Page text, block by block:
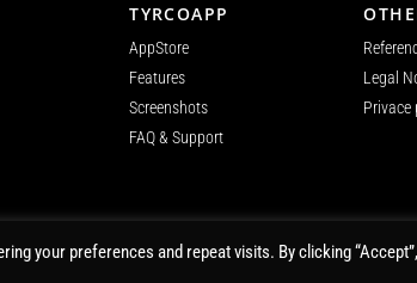
TYRCOAPP
AppStore
Features
Screenshots
FAQ & Support
Legal
Privace
your preferences and repeat visits. By clicking